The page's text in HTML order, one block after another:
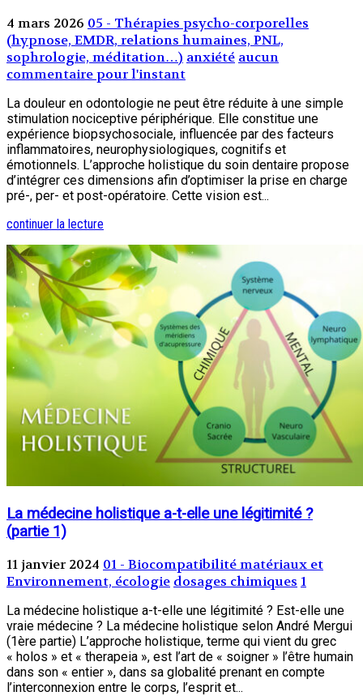
4 mars 2026 05 - Thérapies psycho-corporelles
(hypnose, EMDR, relations humaines, PNL,
sophrologie, méditation…) anxiété aucun
commentaire pour l'instant
La douleur en odontologie ne peut être réduite à une simple
stimulation nociceptive périphérique. Elle constitue une
expérience biopsychosociale, influencée par des facteurs
inflammatoires, neurophysiologiques, cognitifs et
émotionnels. L’approche holistique du soin dentaire propose
d’intégrer ces dimensions afin d’optimiser la prise en charge
pré-, per- et post-opératoire. Cette vision est...
continuer la lecture
La médecine holistique a-t-elle une légitimité ?
(partie 1)
11 janvier 2024 01 - Biocompatibilité matériaux et
Environnement, écologie dosages chimiques 1
La médecine holistique a-t-elle une légitimité ? Est-elle une
vraie médecine ? La médecine holistique selon André Mergui
(1ère partie) L’approche holistique, terme qui vient du grec
« holos » et « therapeia », est l’art de « soigner » l’être humain
dans son « entier », dans sa globalité prenant en compte
l’interconnexion entre le corps, l’esprit et...